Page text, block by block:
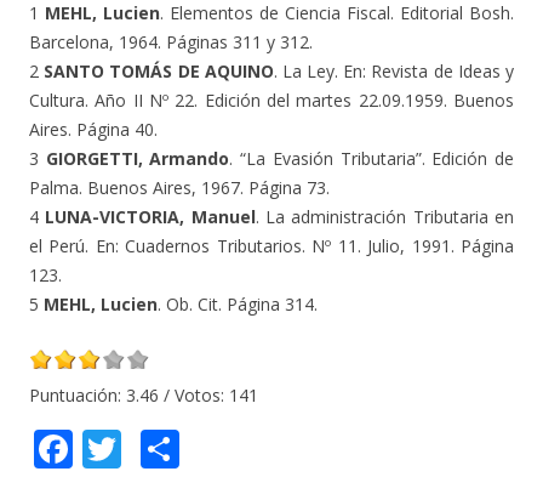
1 MEHL, Lucien. Elementos de Ciencia Fiscal. Editorial Bosh.
Barcelona, 1964. Páginas 311 y 312.
2 SANTO TOMÁS DE AQUINO. La Ley. En: Revista de Ideas y
Cultura. Año II Nº 22. Edición del martes 22.09.1959. Buenos
Aires. Página 40.
3 GIORGETTI, Armando. “La Evasión Tributaria”. Edición de
Palma. Buenos Aires, 1967. Página 73.
4 LUNA-VICTORIA, Manuel. La administración Tributaria en
el Perú. En: Cuadernos Tributarios. Nº 11. Julio, 1991. Página
123.
5 MEHL, Lucien. Ob. Cit. Página 314.
Puntuación: 3.46 / Votos: 141
F T